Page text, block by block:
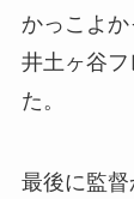
かっこよか
井土ヶ谷
た。
最後に監